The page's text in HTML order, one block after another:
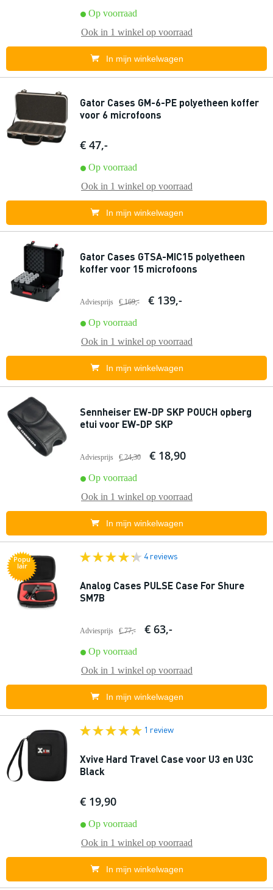
Op voorraad
Ook in 1 winkel op voorraad
In mijn winkelwagen
Gator Cases GM-6-PE polyetheen koffer
voor 6 microfoons
€ 47,-
Op voorraad
Ook in 1 winkel op voorraad
In mijn winkelwagen
Gator Cases GTSA-MIC15 polyetheen
koffer voor 15 microfoons
Adviesprijs € 169,- € 139,-
Op voorraad
Ook in 1 winkel op voorraad
In mijn winkelwagen
Sennheiser EW-DP SKP POUCH opberg
etui voor EW-DP SKP
Adviesprijs € 24,30 € 18,90
Op voorraad
Ook in 1 winkel op voorraad
In mijn winkelwagen
Popu
lair
4 reviews
Analog Cases PULSE Case For Shure
SM7B
Adviesprijs € 77,- € 63,-
Op voorraad
Ook in 1 winkel op voorraad
In mijn winkelwagen
1 review
Xvive Hard Travel Case voor U3 en U3C
Black
€ 19,90
Op voorraad
Ook in 1 winkel op voorraad
In mijn winkelwagen